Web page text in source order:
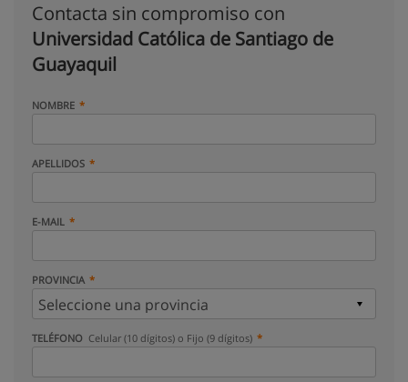
Contacta sin compromiso con
Universidad Católica de Santiago de
Guayaquil
NOMBRE
APELLIDOS
E-MAIL
PROVINCIA
TELÉFONO Celular (10 dígitos) o Fijo (9 dígitos)